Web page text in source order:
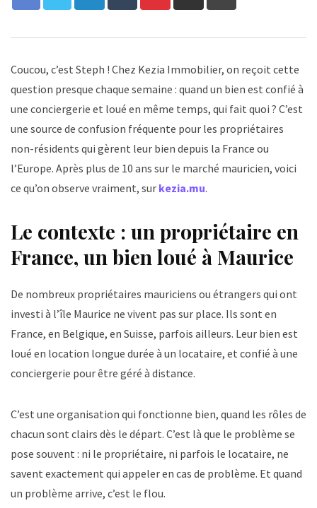
via
Coucou, c’est Steph ! Chez Kezia Immobilier, on reçoit cette
question presque chaque semaine : quand un bien est confié à
une conciergerie et loué en même temps, qui fait quoi ? C’est
une source de confusion fréquente pour les propriétaires
non-résidents qui gèrent leur bien depuis la France ou
l’Europe. Après plus de 10 ans sur le marché mauricien, voici
ce qu’on observe vraiment, sur kezia.mu.
Le contexte : un propriétaire en
France, un bien loué à Maurice
De nombreux propriétaires mauriciens ou étrangers qui ont
investi à l’île Maurice ne vivent pas sur place. Ils sont en
France, en Belgique, en Suisse, parfois ailleurs. Leur bien est
loué en location longue durée à un locataire, et confié à une
conciergerie pour être géré à distance.
C’est une organisation qui fonctionne bien, quand les rôles de
chacun sont clairs dès le départ. C’est là que le problème se
pose souvent : ni le propriétaire, ni parfois le locataire, ne
savent exactement qui appeler en cas de problème. Et quand
un problème arrive, c’est le flou.